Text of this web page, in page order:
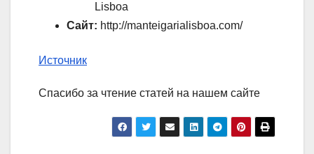
Lisboa
Сайт: http://manteigarialisboa.com/
Источник
Спасибо за чтение статей на нашем сайте